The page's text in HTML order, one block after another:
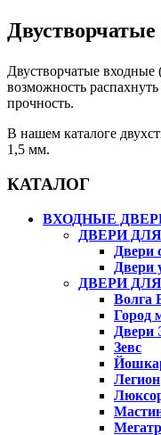
Двустворчатые входные
возможность
прочность.
В нашем каталоге
1,5 мм.
КАТАЛОГ
ВХОДНЫЕ
ДВЕРИ
Двери
Двери
ДВЕРИ
Волга
Город
Двери
Зевс
Легион